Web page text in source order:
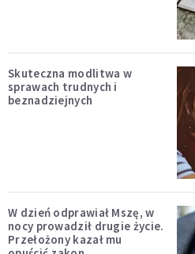
Skuteczna modlitwa w
sprawach trudnych i
beznadziejnych
W dzień odprawiał Mszę, w
nocy prowadził drugie życie.
Przełożony kazał mu